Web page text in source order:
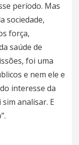
período. Mas
sociedade,
força,
saúde de
foi uma
e nem ele e
interesse da
analisar. E